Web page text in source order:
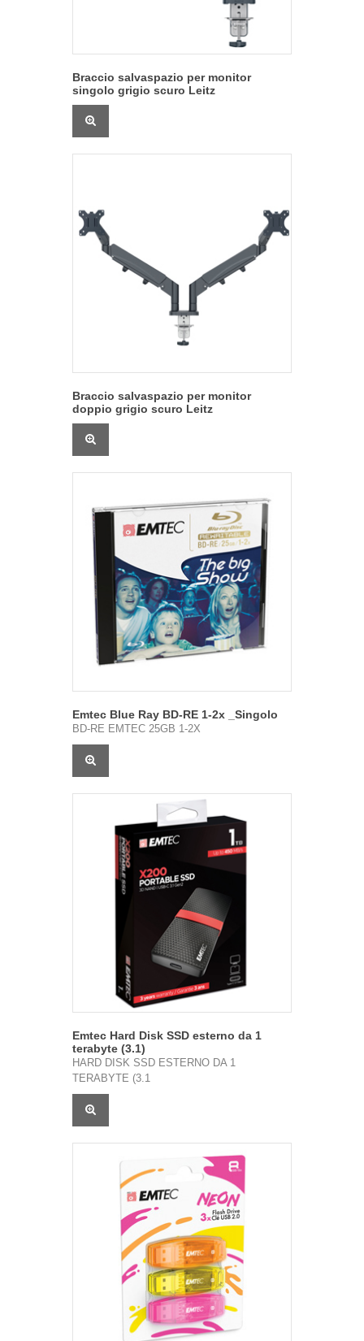
Braccio salvaspazio per monitor
singolo grigio scuro Leitz
Braccio salvaspazio per monitor
doppio grigio scuro Leitz
Emtec Blue Ray BD-RE 1-2x _Singolo
BD-RE EMTEC 25GB 1-2X
Emtec Hard Disk SSD esterno da 1
terabyte (3.1)
HARD DISK SSD ESTERNO DA 1
TERABYTE (3.1